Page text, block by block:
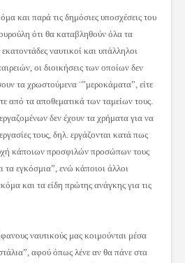
και παρά τις δημόσιες υποσχέσεις του
ότι θα καταβληθούν όλα τα
ναυτικοί και υπάλληλοι
οι διοικήσεις των οποίων δεν
τα χρωστούμενα ¨”μεροκάματα”, είτε
από τα αποθεματικά των ταμείων τους.
δεν έχουν τα χρήματα για να
τους, δηλ. εργάζονται κατά πως
κάποιων προσφιλών προσώπων τους
τα εγκόσμια”, ενώ κάποιοι άλλοι
και τα είδη πρώτης ανάγκης για τις
ναυτικούς μας κοιμούνται μέσα
αφού όπως λένε αν θα πάνε στα